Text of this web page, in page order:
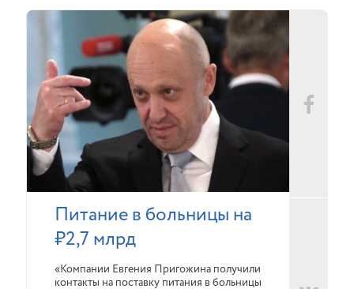
Питание в больницы на
₽2,7 млрд
«Компании Евгения Пригожина получили
контакты на поставку питания в больницы